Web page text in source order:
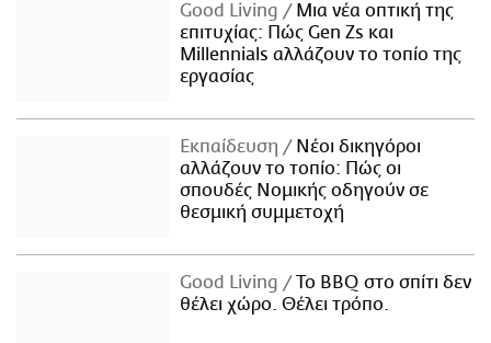
Good Living
Μια νέα οπτική της
επιτυχίας: Πώς Gen Zs και
Millennials αλλάζουν το τοπίο της
εργασίας
Εκπαίδευση
Νέοι δικηγόροι
αλλάζουν το τοπίο: Πώς οι
σπουδές Νομικής οδηγούν σε
θεσμική συμμετοχή
Good Living
Το BBQ στο σπίτι δεν
θέλει χώρο. Θέλει τρόπο.